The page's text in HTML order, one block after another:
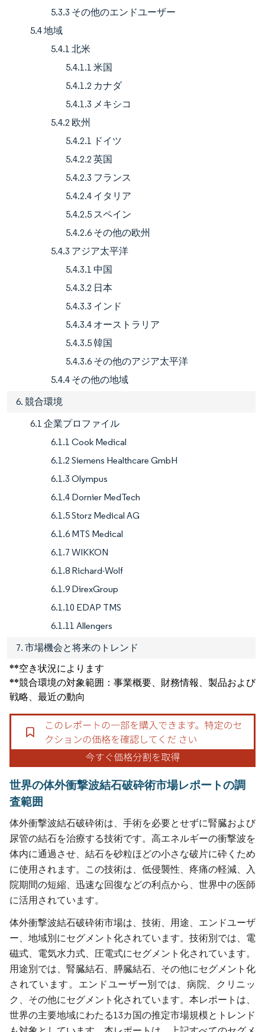
5.3.3 その他のエンドユーザー
5.4 地域
5.4.1 北米
5.4.1.1 米国
5.4.1.2 カナダ
5.4.1.3 メキシコ
5.4.2 欧州
5.4.2.1 ドイツ
5.4.2.2 英国
5.4.2.3 フランス
5.4.2.4 イタリア
5.4.2.5 スペイン
5.4.2.6 その他の欧州
5.4.3 アジア太平洋
5.4.3.1 中国
5.4.3.2 日本
5.4.3.3 インド
5.4.3.4 オーストラリア
5.4.3.5 韓国
5.4.3.6 その他のアジア太平洋
5.4.4 その他の地域
6. 競合環境
6.1 企業プロファイル
6.1.1 Cook Medical
6.1.2 Siemens Healthcare GmbH
6.1.3 Olympus
6.1.4 Dornier MedTech
6.1.5 Storz Medical AG
6.1.6 MTS Medical
6.1.7 WIKKON
6.1.8 Richard-Wolf
6.1.9 DirexGroup
6.1.10 EDAP TMS
6.1.11 Allengers
7. 市場機会と将来のトレンド
**空き状況によります
**競合環境の対象範囲：事業概要、財務情報、製品および
戦略、最近の動向
世界の体外衝撃波結石破砕術市場レポートの調
査範囲
体外衝撃波結石破砕術は、手術を必要とせずに腎臓および
尿管の結石を治療する技術です。高エネルギーの衝撃波を
体内に通過させ、結石を砂粒ほどの小さな破片に砕くため
に使用されます。この技術は、低侵襲性、疼痛の軽減、入
院期間の短縮、迅速な回復などの利点から、世界中の医師
に活用されています。
体外衝撃波結石破砕術市場は、技術、用途、エンドユーザ
ー、地域別にセグメント化されています。技術別では、電
磁式、電気水力式、圧電式にセグメント化されています。
用途別では、腎臓結石、膵臓結石、その他にセグメント化
されています。エンドユーザー別では、病院、クリニッ
ク、その他にセグメント化されています。本レポートは、
世界の主要地域にわたる13カ国の推定市場規模とトレンド